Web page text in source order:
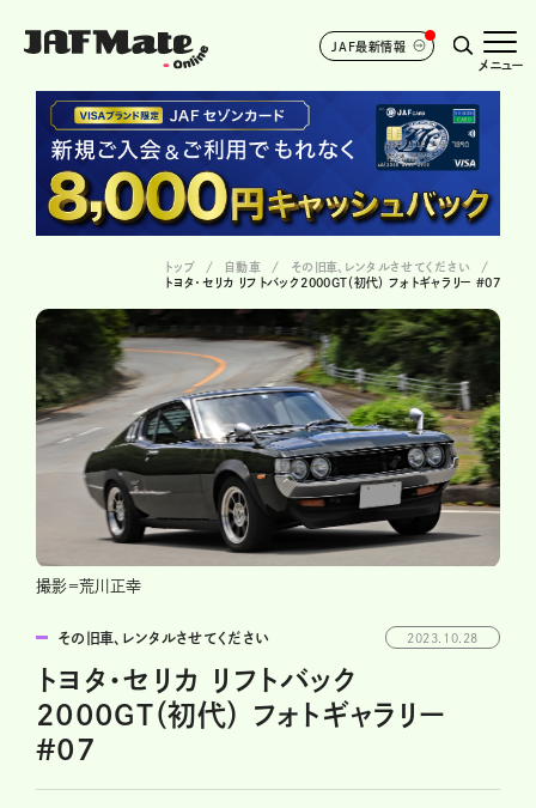
JAF最新情報
メニュー
トップ 自動車
その旧車、レンタルさせてください
トヨタ・セリカ リフトバック2000GT（初代） フォトギャラリー #07
撮影＝荒川正幸
その旧車、レンタルさせてください 2023.10.28
トヨタ・セリカ リフトバック
2000GT（初代） フォトギャラリー
#07